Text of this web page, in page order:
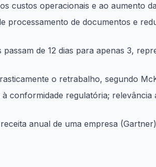
custos operacionais e ao aumento
processamento de documentos e
de 12 dias para apenas 3,
o retrabalho, segundo
conformidade regulatória; relevância
anual de uma empresa